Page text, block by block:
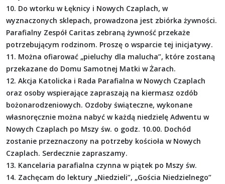
10. Do wtorku w Łęknicy i Nowych Czaplach, w
wyznaczonych sklepach, prowadzona jest zbiórka żywności.
Parafialny Zespół Caritas zebraną żywność przekaże
potrzebującym rodzinom. Proszę o wsparcie tej inicjatywy.
11. Można ofiarować „pieluchy dla malucha”, które zostaną
przekazane do Domu Samotnej Matki w Żarach.
12. Akcja Katolicka i Rada Parafialna w Nowych Czaplach
oraz osoby wspierające zapraszają na kiermasz ozdób
bożonarodzeniowych. Ozdoby świąteczne, wykonane
własnoręcznie można nabyć w każdą niedzielę Adwentu w
Nowych Czaplach po Mszy św. o godz. 10.00. Dochód
zostanie przeznaczony na potrzeby kościoła w Nowych
Czaplach. Serdecznie zapraszamy.
13. Kancelaria parafialna czynna w piątek po Mszy św.
14. Zachęcam do lektury „Niedzieli”, „Gościa Niedzielnego”